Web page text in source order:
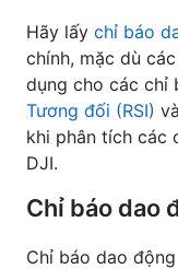
Hãy lấy chỉ báo
chính, mặc dù
dụng cho các chỉ
Tương đối (RSI) và
khi phân tích các
DJI.
Chỉ báo dao
Chỉ báo dao